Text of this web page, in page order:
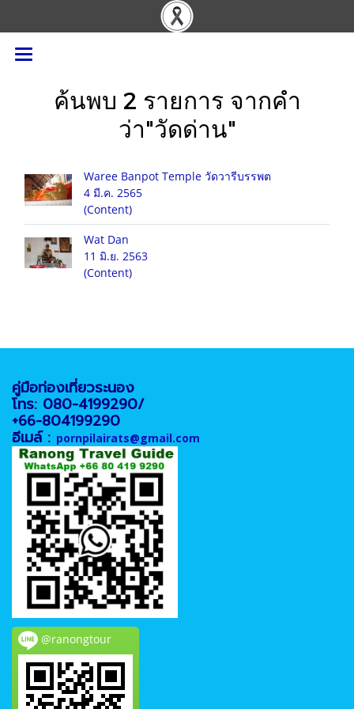
ค้นพบ 2 รายการ จากคำ
ว่า"วัดด่าน"
Waree Banpot Temple วัดวารีบรรพต
4 มี.ค. 2565
(Content)
Wat Dan
11 มิ.ย. 2563
(Content)
คู่มือท่องเที่ยวระนอง
โทร: 080-4199290/
+66-804199290
อีเมล์ : pornpilairats@gmail.com
@ranongtour